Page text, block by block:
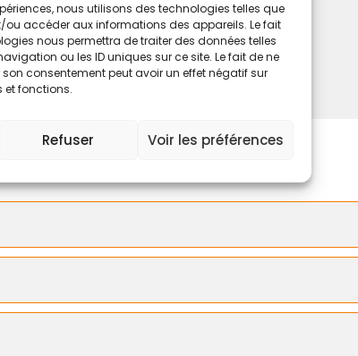
nous utilisons des technologies telles que
ou accéder aux informations des appareils. Le fait
nous permettra de traiter des données telles
ou les ID uniques sur ce site. Le fait de ne
consentement peut avoir un effet négatif sur
et fonctions.
Refuser Voir les préférences
por capas)
el desierto)
protector solar, bálsamo labial)
.